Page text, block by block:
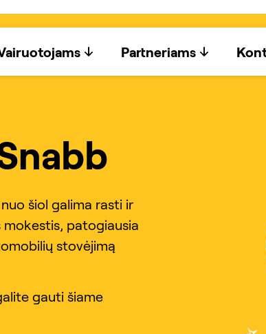
Partneriams
šiol galima rasti ir
mokestis, patogiausia
stovėjimą
gauti šiame